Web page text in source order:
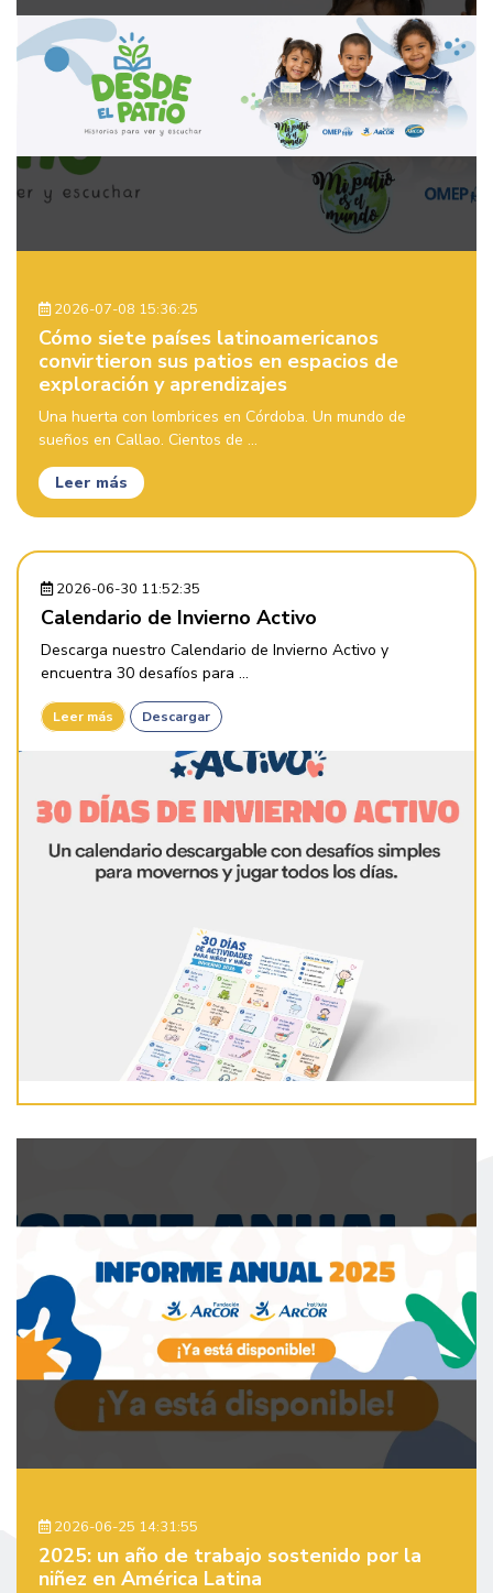
2026-07-08 15:36:25
Cómo siete países latinoamericanos
convirtieron sus patios en espacios de
exploración y aprendizajes
Una huerta con lombrices en Córdoba. Un mundo de
sueños en Callao. Cientos de ...
Leer más
2026-06-30 11:52:35
Calendario de Invierno Activo
Descarga nuestro Calendario de Invierno Activo y
encuentra 30 desafíos para ...
Leer más Descargar
2026-06-25 14:31:55
2025: un año de trabajo sostenido por la
niñez en América Latina